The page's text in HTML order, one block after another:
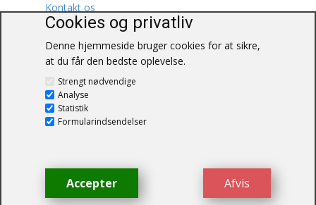
Musik
Mytologi / Sagn / Sagaer
Naturen
Oldtidskundskab
Kontakt os
Blåkærvej 25
6052 Viuf
Tlf.:60703190
© BogJensen.dk – Alle rettigheder
forbeholdes.
Cookies og privatliv
Denne hjemmeside bruger cookies for at sikre,
at du får den bedste oplevelse.
Strengt nødvendige
Analyse
Statistik
Formularindsendelser
Afvis
Accepter